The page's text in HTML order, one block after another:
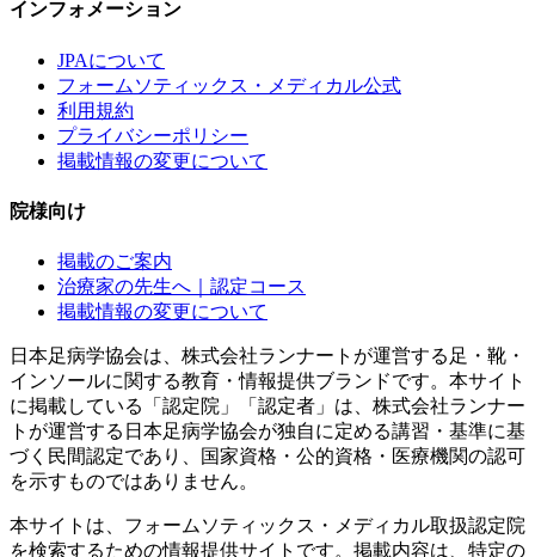
インフォメーション
JPAについて
フォームソティックス・メディカル公式
利用規約
プライバシーポリシー
掲載情報の変更について
院様向け
掲載のご案内
治療家の先生へ｜認定コース
掲載情報の変更について
日本足病学協会は、株式会社ランナートが運営する足・靴・
インソールに関する教育・情報提供ブランドです。本サイト
に掲載している「認定院」「認定者」は、株式会社ランナー
トが運営する日本足病学協会が独自に定める講習・基準に基
づく民間認定であり、国家資格・公的資格・医療機関の認可
を示すものではありません。
本サイトは、フォームソティックス・メディカル取扱認定院
を検索するための情報提供サイトです。掲載内容は、特定の